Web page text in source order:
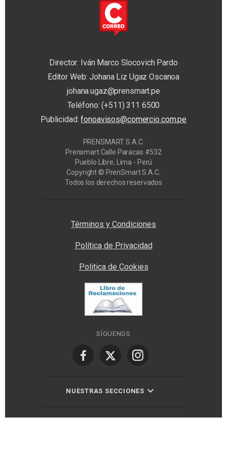
Director: Iván Marco Slocovich Pardo
Editor Web: Johana Liz Ugaz Oscanoa
johana.ugaz@prensmart.pe
Teléfono: (+511) 311 6500
Publicidad:fonoavisos@comercio.com.pe
PRENSMART S.A.C.
Prensmart Calle Paracas #532
Pueblo Libre, Lima - Perú
Copyright © PrenSmart S.A.C.
Todos los derechos reservados
Términos y Condiciones
Política de Privacidad
Politica de Cookies
SÍGUENOS
NUESTRAS SECCIONES